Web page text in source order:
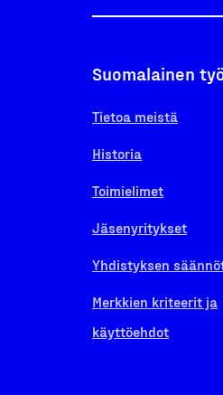
Suomalainen
Tietoa meistä
Historia
Toimielimet
Jäsenyritykset
Yhdistyksen
Merkkien kriteerit ja
käyttöehdot